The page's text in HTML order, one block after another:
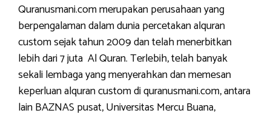
Quranusmani.com merupakan perusahaan yang
berpengalaman dalam dunia percetakan alquran
custom sejak tahun 2009 dan telah menerbitkan
lebih dari 7 juta Al Quran. Terlebih, telah banyak
sekali lembaga yang menyerahkan dan memesan
keperluan alquran custom di quranusmani.com, antara
lain BAZNAS pusat, Universitas Mercu Buana,